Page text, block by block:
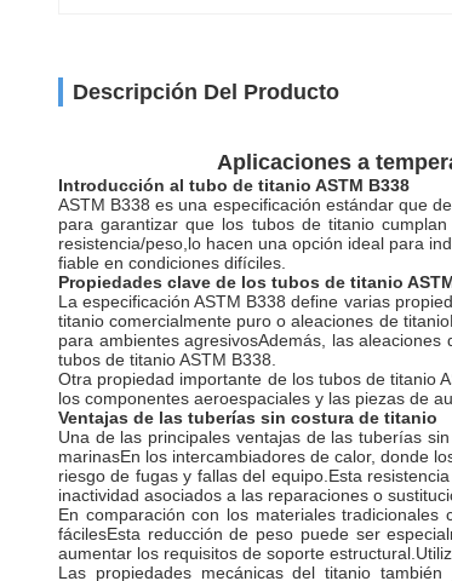
Descripción Del Producto
Aplicaciones a
Introducción al tubo de titanio ASTM B338
ASTM B338 es una especificación estándar que
para garantizar que los tubos de titanio
resistencia/peso,lo hacen una opción ideal para
fiable en condiciones difíciles.
Propiedades clave de los tubos de titanio
La especificación ASTM B338 define varias
titanio comercialmente puro o aleaciones de
para ambientes agresivosAdemás, las
tubos de titanio ASTM B338.
Otra propiedad importante de los tubos de titanio
los componentes aeroespaciales y las piezas de
Ventajas de las tuberías sin costura de titanio
Una de las principales ventajas de las tuberías
marinasEn los intercambiadores de calor, donde
riesgo de fugas y fallas del equipo.Esta
inactividad asociados a las reparaciones o
En comparación con los materiales
fácilesEsta reducción de peso puede ser
aumentar los requisitos de soporte
Las propiedades mecánicas del titanio